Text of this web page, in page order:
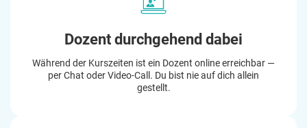
Dozent durchgehend dabei
Während der Kurszeiten ist ein Dozent online erreichbar —
per Chat oder Video-Call. Du bist nie auf dich allein
gestellt.